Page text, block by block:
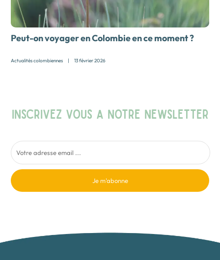
Peut-on voyager en Colombie en ce moment ?
Actualités colombiennes | 13 février 2026
INSCRIVEZ VOUS A NOTRE NEWSLETTER
Je m'abonne